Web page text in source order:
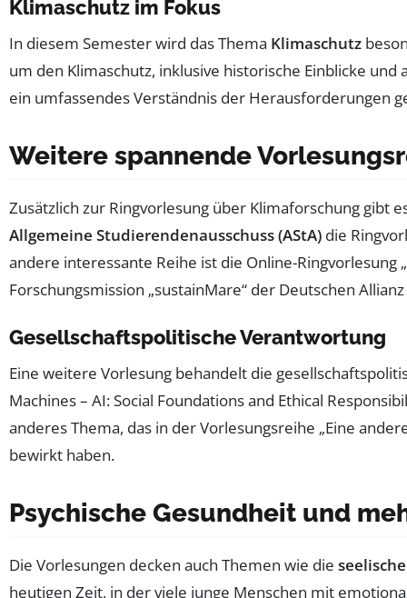
Klimaschutz im Fokus
In diesem Semester wird das Thema Klimaschutz
um den Klimaschutz, inklusive historische Einblicke
ein umfassendes Verständnis der Herausforderungen
Weitere spannende
Zusätzlich zur Ringvorlesung über Klimaforschung gibt
Allgemeine Studierendenausschuss (AStA) die
andere interessante Reihe ist die Online-Ringvorlesung
Forschungsmission „sustainMare“ der Deutschen
Gesellschaftspolitische Verantwortung
Eine weitere Vorlesung behandelt die
Machines – AI: Social Foundations and Ethical
anderes Thema, das in der Vorlesungsreihe „Eine
bewirkt haben.
Psychische Gesundheit und
Die Vorlesungen decken auch Themen wie die
heutigen Zeit, in der viele junge Menschen mit